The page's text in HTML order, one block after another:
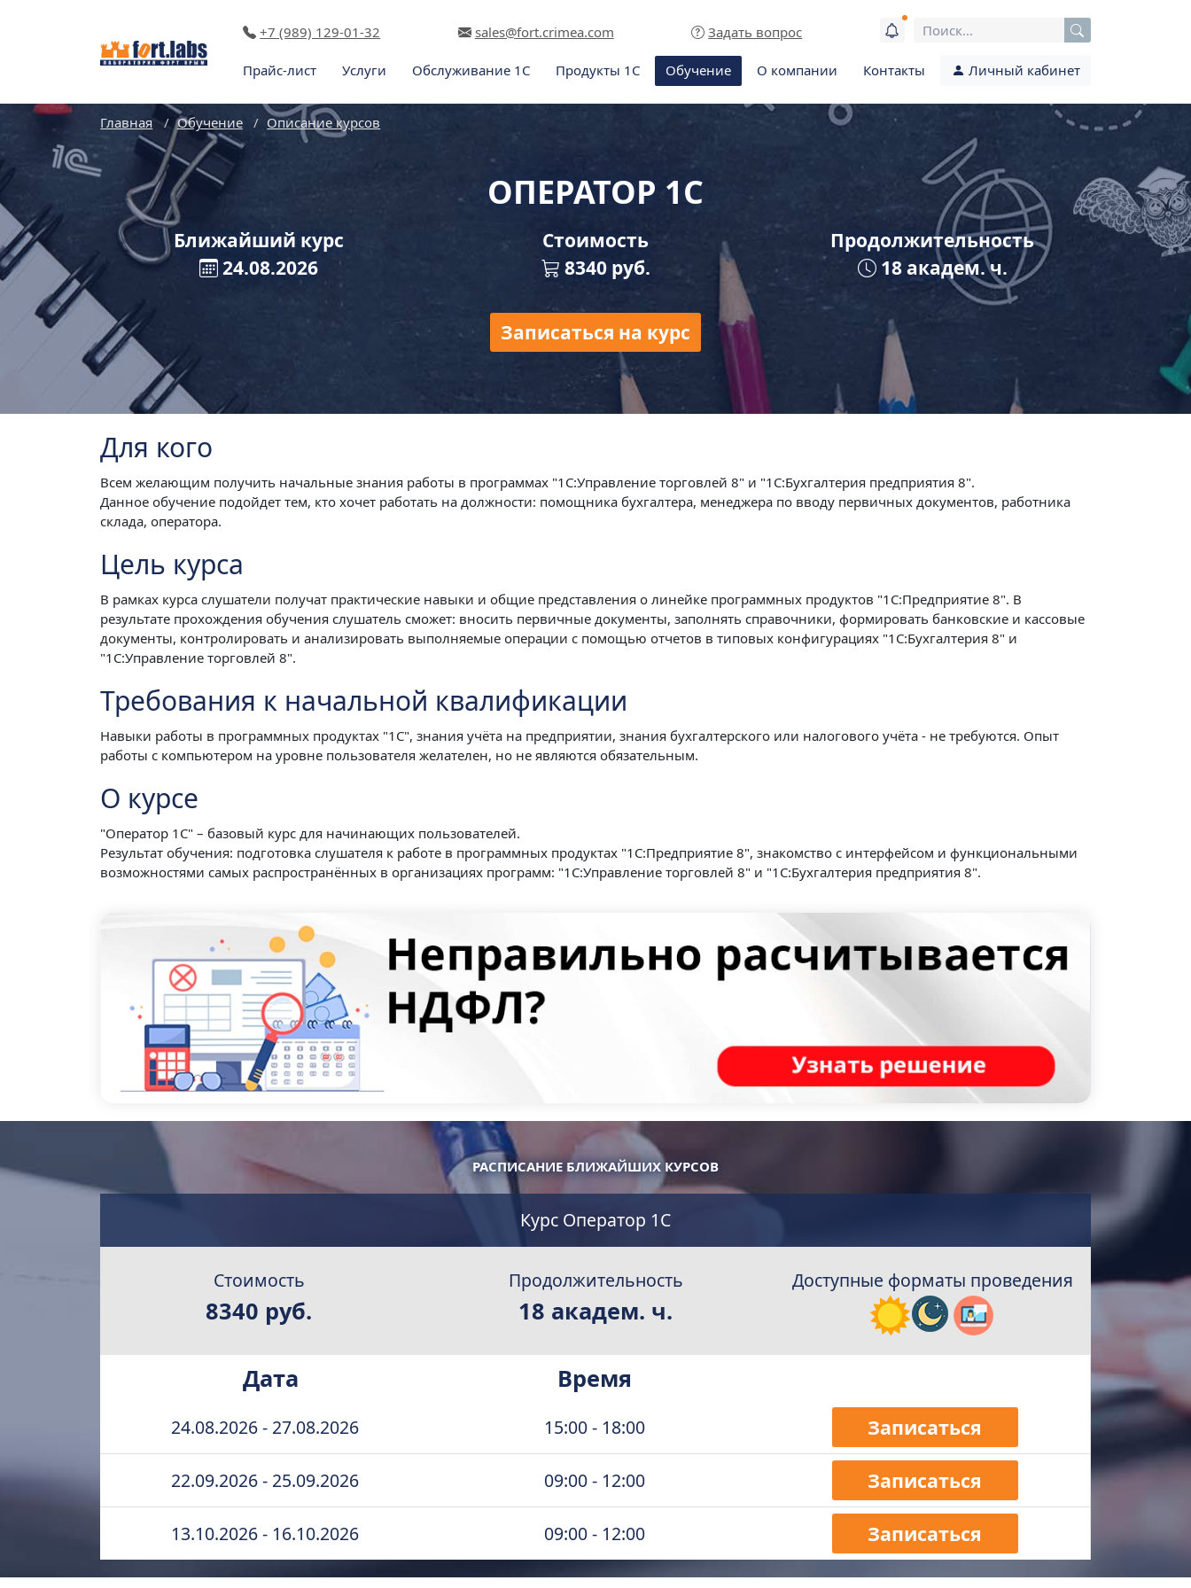
+7 (989) 129-01-32 sales@fort.crimea.com Задать вопрос
Прайс-лист Услуги Обслуживание 1С Продукты 1С Обучение О компании Контакты Личный кабинет
Главная Обучение Описание курсов
ОПЕРАТОР 1С
Ближайший курc
24.08.2026
Стоимость
8340руб.
Продолжительность
18 академ. ч.
Записаться на курс
Для кого
Всем желающим получить начальные знания работы в программах "1С:Управление торговлей 8" и "1С:Бухгалтерия предприятия 8".
Данное обучение подойдет тем, кто хочет работать на должности: помощника бухгалтера, менеджера по вводу первичных документов, работника
склада, оператора.
Цель курса
В рамках курса слушатели получат практические навыки и общие представления о линейке программных продуктов "1С:Предприятие 8". В
результате прохождения обучения слушатель сможет: вносить первичные документы, заполнять справочники, формировать банковские и кассовые
документы, контролировать и анализировать выполняемые операции с помощью отчетов в типовых конфигурациях "1C:Бухгалтерия 8" и
"1С:Управление торговлей 8".
Требования к начальной квалификации
Навыки работы в программных продуктах "1С", знания учёта на предприятии, знания бухгалтерского или налогового учёта - не требуются. Опыт
работы с компьютером на уровне пользователя желателен, но не являются обязательным.
О курсе
"Оператор 1С" – базовый курс для начинающих пользователей.
Результат обучения: подготовка слушателя к работе в программных продуктах "1С:Предприятие 8", знакомство с интерфейсом и функциональными
возможностями самых распространённых в организациях программ: "1С:Управление торговлей 8" и "1С:Бухгалтерия предприятия 8".
РАСПИСАНИЕ БЛИЖАЙШИХ КУРСОВ
Курс Оператор 1С
Стоимость
8340 руб.
Продолжительность
18 академ. ч.
Доступные форматы проведения
Дата Время
24.08.2026 - 27.08.2026 15:00 - 18:00 Записаться
22.09.2026 - 25.09.2026 09:00 - 12:00 Записаться
13.10.2026 - 16.10.2026 09:00 - 12:00 Записаться